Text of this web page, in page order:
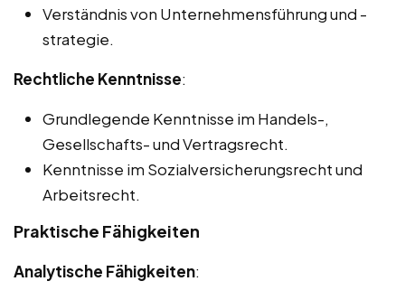
Verständnis von Unternehmensführung und -
strategie.
Rechtliche Kenntnisse:
Grundlegende Kenntnisse im Handels-,
Gesellschafts- und Vertragsrecht.
Kenntnisse im Sozialversicherungsrecht und
Arbeitsrecht.
Praktische Fähigkeiten
Analytische Fähigkeiten: